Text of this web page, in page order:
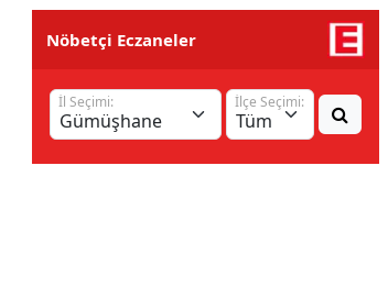
Nöbetçi Eczaneler
İl Seçimi: İlçe Seçimi: